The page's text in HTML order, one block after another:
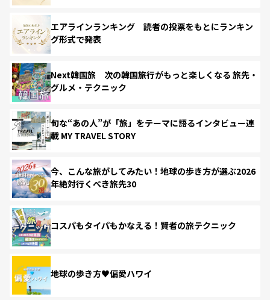
エアラインランキング 読者の投票をもとにランキン
グ形式で発表
Next韓国旅 次の韓国旅行がもっと楽しくなる 旅先・
グルメ・テクニック
旬な“あの人”が「旅」をテーマに語るインタビュー連
載 MY TRAVEL STORY
今、こんな旅がしてみたい！地球の歩き方が選ぶ2026
年絶対行くべき旅先30
コスパもタイパもかなえる！賢者の旅テクニック
地球の歩き方♥偏愛ハワイ